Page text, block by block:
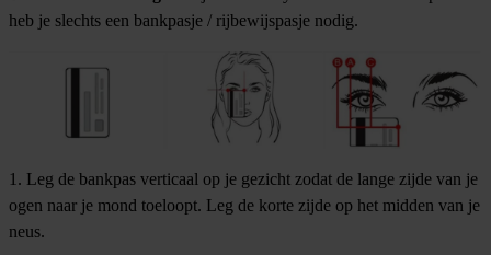
heb je slechts een bankpasje / rijbewijspasje nodig.
1. Leg de bankpas verticaal op je gezicht zodat de lange zijde van je
ogen naar je mond toeloopt. Leg de korte zijde op het midden van je
neus.